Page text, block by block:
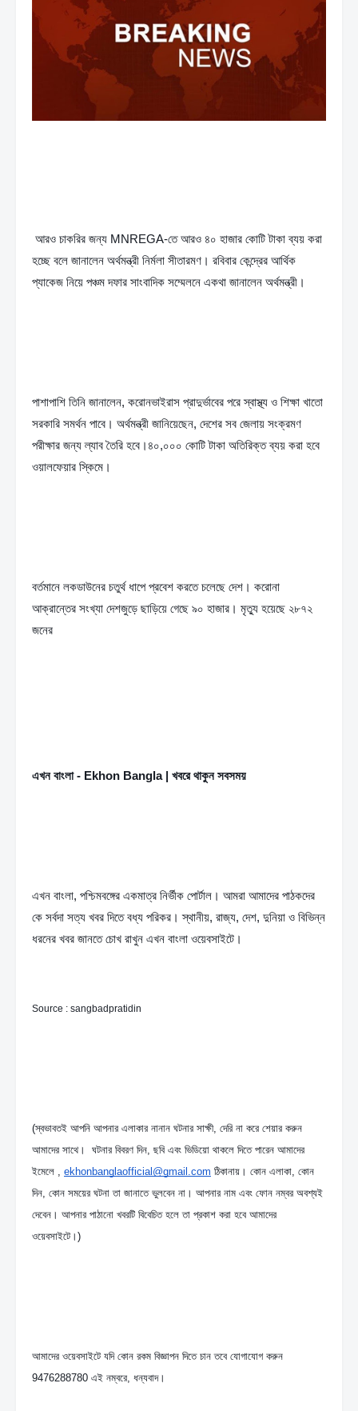
আরও চাকরির জন্য MNREGA-তে আরও ৪০ হাজার কোটি টাকা ব্যয় করা
হচ্ছে বলে জানালেন অর্থমন্ত্রী নির্মলা সীতারমণ। রবিবার কেন্দ্রের আর্থিক
প্যাকেজ নিয়ে পঞ্চম দফার সাংবাদিক সম্মেলনে একথা জানালেন অর্থমন্ত্রী।
পাশাপাশি তিনি জানালেন, করোনভাইরাস প্রাদুর্ভাবের পরে স্বাস্থ্য ও শিক্ষা খাতো
সরকারি সমর্থন পাবে। অর্থমন্ত্রী জানিয়েছেন, দেশের সব জেলায় সংক্রমণ
পরীক্ষার জন্য ল্যাব তৈরি হবে।৪০,০০০ কোটি টাকা অতিরিক্ত ব্যয় করা হবে
ওয়ালফেয়ার স্কিমে।
বর্তমানে লকডাউনের চতুর্থ ধাপে প্রবেশ করতে চলেছে দেশ। করোনা
আক্রান্তের সংখ্যা দেশজুড়ে ছাড়িয়ে গেছে ৯০ হাজার। মৃত্যু হয়েছে ২৮৭২
জনের
এখন বাংলা - Ekhon Bangla | খবরে থাকুন সবসময়
এখন বাংলা, পশ্চিমবঙ্গের একমাত্র নির্ভীক পোর্টাল। আমরা আমাদের পাঠকদের
কে সর্বদা সত্য খবর দিতে বধ্য পরিকর। স্থানীয়, রাজ্য, দেশ, দুনিয়া ও বিভিন্ন
ধরনের খবর জানতে চোখ রাখুন এখন বাংলা ওয়েবসাইটে।
Source : sangbadpratidin
(স্বভাবতই আপনি আপনার এলাকার নানান ঘটনার সাক্ষী, দেরি না করে শেয়ার করুন
আমাদের সাথে।  ঘটনার বিবরণ দিন, ছবি এবং ভিডিয়ো থাকলে দিতে পারেন আমাদের
ইমেলে , ekhonbanglaofficial@gmail.com ঠিকানায়। কোন এলাকা, কোন
দিন, কোন সময়ের ঘটনা তা জানাতে ভুলবেন না। আপনার নাম এবং ফোন নম্বর অবশ্যই
দেবেন। আপনার পাঠানো খবরটি বিবেচিত হলে তা প্রকাশ করা হবে আমাদের
ওয়েবসাইটে।)
আমাদের ওয়েবসাইটে যদি কোন রকম বিজ্ঞাপন দিতে চান তবে যোগাযোগ করুন
9476288780 এই নম্বরে, ধন্যবাদ।